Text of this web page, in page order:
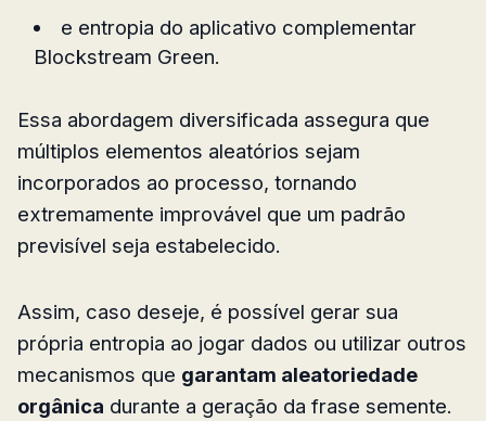
e entropia do aplicativo complementar
Blockstream Green.
Essa abordagem diversificada assegura que
múltiplos elementos aleatórios sejam
incorporados ao processo, tornando
extremamente improvável que um padrão
previsível seja estabelecido.
Assim, caso deseje, é possível gerar sua
própria entropia ao jogar dados ou utilizar outros
mecanismos que garantam aleatoriedade
orgânica durante a geração da frase semente.